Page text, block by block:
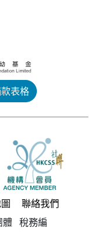
表格
聯絡我們
體 稅務編